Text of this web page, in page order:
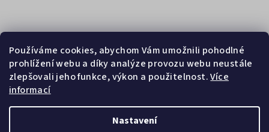
Používáme cookies, abychom Vám umožnili pohodlné
prohlížení webu a díky analýze provozu webu neustále
zlepšovali jeho funkce, výkon a použitelnost.Více
informací
Nastavení
Sledovat na Instagramu